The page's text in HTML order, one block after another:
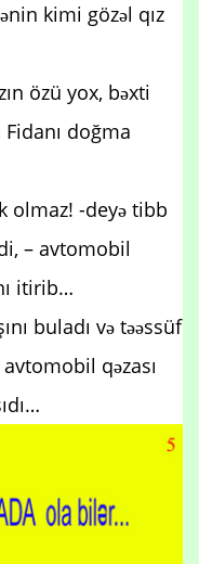
kimi gözəl qız
özü yox, bəxti
doğma
olmaz! -deyə tibb
– avtomobil
itirib…
buladı və təəssüf
qəzası